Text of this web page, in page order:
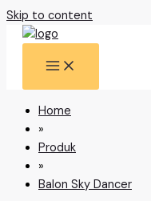
Skip to content
Home
»
Produk
»
Balon Sky Dancer